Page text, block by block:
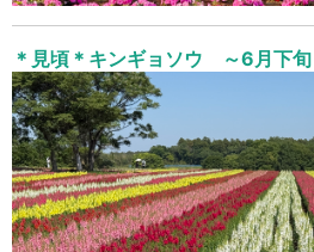
＊見頃＊キンギョソウ ～6月下旬